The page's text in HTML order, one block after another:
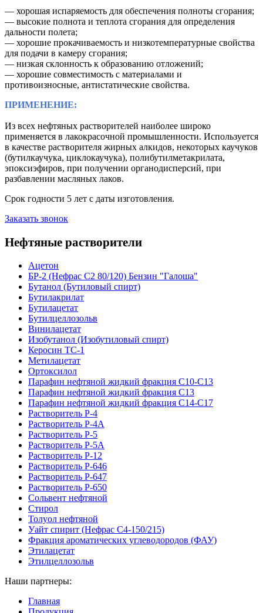
— хорошая испаряемость для обеспечения полноты сгорания;
— высокие полнота и теплота сгорания для определения
дальности полета;
— хорошие прокачиваемость и низкотемпературные свойства
для подачи в камеру сгорания;
— низкая склонность к образованию отложений;
— хорошие совместимость с материалами и
противоизносные, антистатические свойства.
ПРИМЕНЕНИЕ:
Из всех нефтяных растворителей наиболее широко
применяется в лакокрасочной промышленности. Используется
в качестве растворителя жирных алкидов, некоторых каучуков
(бутилкаучука, циклокаучука), полибутилметакрилата,
эпоксиэфиров, при получении органодисперсий, при
разбавлении масляных лаков.
Срок годности 5 лет с даты изготовления.
Заказать звонок
Нефтяные растворители
Ацетон
БР-2 (Нефрас С2 80/120) Бензин "Галоша"
Бутанол (Бутиловый спирт)
Бутилакрилат
Бутилацетат
Бутилцеллозольв
Винилацетат
Изобутанол (Изобутиловый спирт)
Керосин ТС-1
Метилацетат
Ортоксилол
Парафин нефтяной жидкий фракция С10-С13
Парафин нефтяной жидкий фракция С13
Парафин нефтяной жидкий фракция С14-С17
Растворитель Р-4
Растворитель Р-4А
Растворитель Р-5
Растворитель Р-5А
Растворитель Р-12
Растворитель Р-646
Растворитель Р-647
Растворитель Р-650
Сольвент нефтяной
Стирол
Толуол нефтяной
Уайт спирит (Нефрас С4-150/215)
Фракция ароматических углеводородов (ФАУ)
Этилацетат
Этилцеллозольв
Наши партнеры:
Главная